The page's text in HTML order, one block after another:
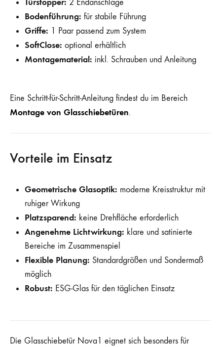
2 Endanschläge
Bodenführung: für stabile Führung
Griffe: 1 Paar passend zum System
SoftClose: optional erhältlich
Montagematerial: inkl. Schrauben und Anleitung
Eine Schritt-für-Schritt-Anleitung findest du im Bereich
Montage von Glasschiebetüren.
Vorteile im Einsatz
Geometrische Glasoptik: moderne Kreisstruktur mit
ruhiger Wirkung
Platzsparend: keine Drehfläche erforderlich
Angenehme Lichtwirkung: klare und satinierte
Bereiche im Zusammenspiel
Flexible Planung: Standardgrößen und Sondermaß
möglich
Robust: ESG-Glas für den täglichen Einsatz
Die Glasschiebetür Nova1 eignet sich besonders für